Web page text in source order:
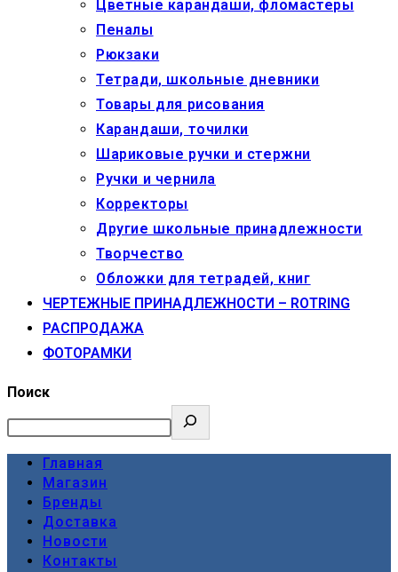
Цветные карандаши, фломастеры
Пеналы
Рюкзаки
Тетради, школьные дневники
Товары для рисования
Карандаши, точилки
Шариковые ручки и стержни
Ручки и чернила
Корректоры
Другие школьные принадлежности
Творчество
Обложки для тетрадей, книг
ЧЕРТЕЖНЫЕ ПРИНАДЛЕЖНОСТИ – ROTRING
РАСПРОДАЖА
ФОТОРАМКИ
Поиск
Главная
Магазин
Бренды
Доставка
Новости
Контакты